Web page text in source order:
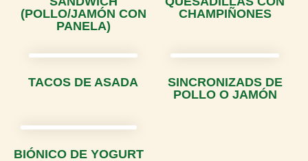
(POLLO/JAMÓN CON
PANELA)
CHAMPIÑONES
TACOS DE ASADA
SINCRONIZADS DE
POLLO O JAMÓN
BIÓNICO DE YOGURT